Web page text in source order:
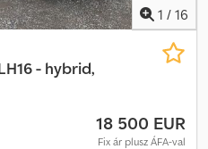
Magyarul
1 / 16
- hybrid,
18 500 EUR
Fix ár plusz ÁFA-val